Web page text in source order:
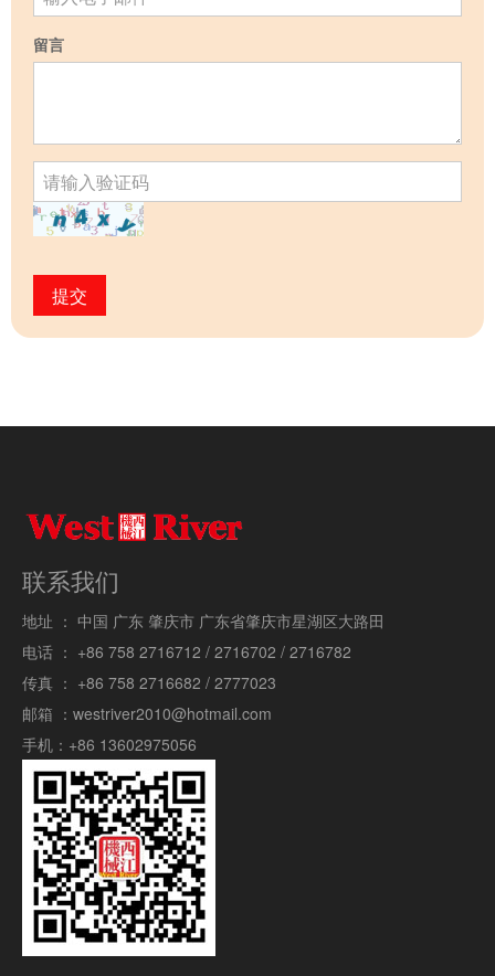
留言
提交
联系我们
地址 ： 中国 广东 肇庆市 广东省肇庆市星湖区大路田
电话 ： +86 758 2716712 / 2716702 / 2716782
传真 ： +86 758 2716682 / 2777023
邮箱 ： westriver2010@hotmail.com
手机： +86 13602975056